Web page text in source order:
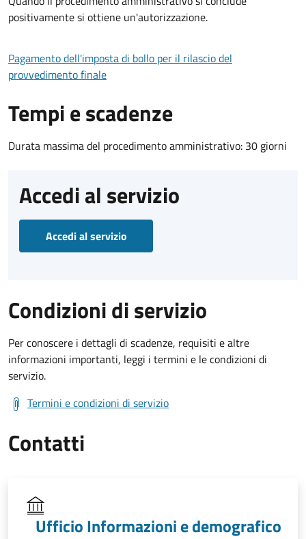
positivamente si ottiene un'autorizzazione.
Pagamento dell'imposta di bollo per il rilascio del
provvedimento finale
Tempi e scadenze
Durata massima del procedimento amministrativo: 30 giorni
Accedi al servizio
Accedi al servizio
Condizioni di servizio
Per conoscere i dettagli di scadenze, requisiti e altre
informazioni importanti, leggi i termini e le condizioni di
servizio.
Termini e condizioni di servizio
Contatti
Ufficio Informazioni e demografico